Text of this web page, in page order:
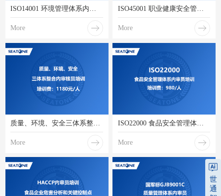
ISO14001 环境管理体系内审员培训
More
ISO45001 职业健康安全管理体系内审员培训
More
More
ISO22000 食品安全管理体系内审员培训
More
世
通